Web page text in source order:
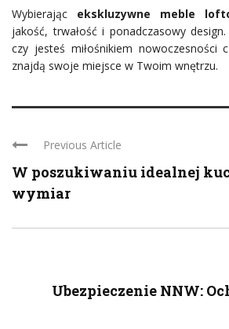
Wybierając ekskluzywne meble
jakość, trwałość i ponadczasowy
czy jesteś miłośnikiem nowoczesności
znajdą swoje miejsce w Twoim wnętrzu.
Previous Article
W poszukiwaniu idealnej
wymiar
Ubezpieczenie NNW: